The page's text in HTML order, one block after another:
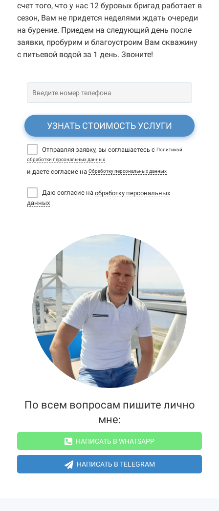
счет того, что у нас 12 буровых бригад работает в
сезон, Вам не придется неделями ждать очереди
на бурение. Приедем на следующий день после
заявки, пробурим и благоустроим Вам скважину
с питьевой водой за 1 день. Звоните!
УЗНАТЬ СТОИМОСТЬ УСЛУГИ
Отправляя заявку, вы соглашаетесь с Политикой
обработки персональных данных
и даете согласие на Обработку персональных данных
Даю согласие на обработку персональных
данных
По всем вопросам пишите лично
мне:
НАПИСАТЬ В WHATSAPP
НАПИСАТЬ В TELEGRAM